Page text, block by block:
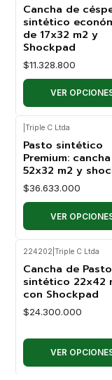
Cancha de
sintético
de 17x32 m2 y
Shockpad
$11.328.800
VER
Triple C Ltda
Pasto sintético
Premium:
52x32 m2 y
$36.633.000
VER
224202 Triple C Ltda
Cancha de Pasto
sintético 22x42
con Shockpad
$24.300.000
VER